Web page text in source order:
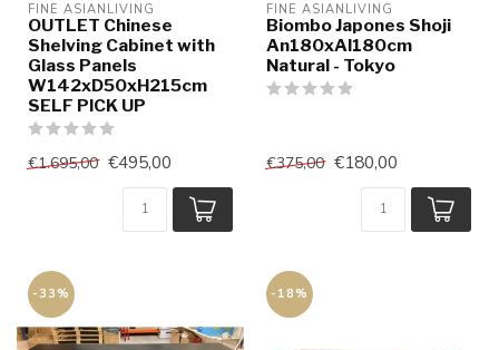
FINE ASIANLIVING
OUTLET Chinese
Shelving Cabinet with
Glass Panels
W142xD50xH215cm
SELF PICK UP
€1.695,00 €495,00
FINE ASIANLIVING
Biombo Japones Shoji
An180xAl180cm
Natural - Tokyo
€375,00 €180,00
-33% -18%